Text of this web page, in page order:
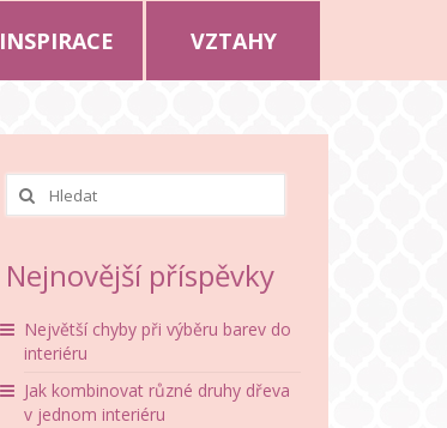
INSPIRACE VZTAHY
Nejnovější příspěvky
Největší chyby při výběru barev do
interiéru
Jak kombinovat různé druhy dřeva
v jednom interiéru